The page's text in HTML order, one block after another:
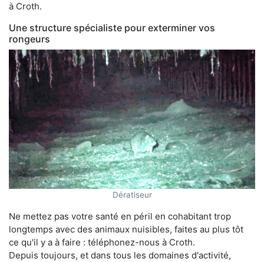
à Croth.
Une structure spécialiste pour exterminer vos
rongeurs
Dératiseur
Ne mettez pas votre santé en péril en cohabitant trop
longtemps avec des animaux nuisibles, faites au plus tôt
ce qu'il y a à faire : téléphonez-nous à Croth.
Depuis toujours, et dans tous les domaines d'activité,